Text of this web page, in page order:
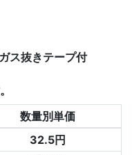
ス抜きテープ付
数量別単価
32.5円